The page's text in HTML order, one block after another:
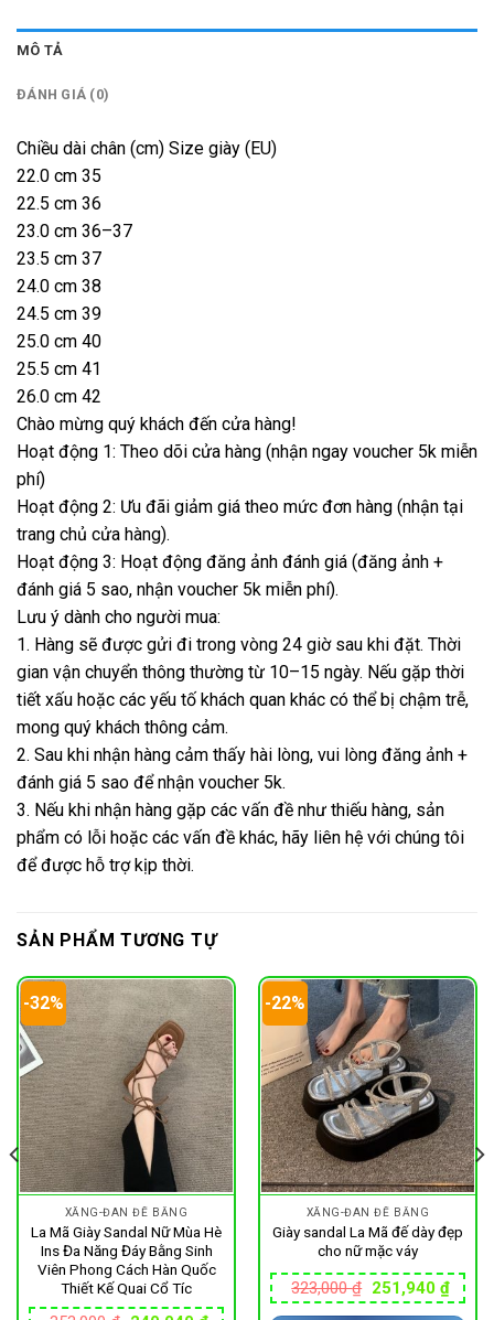
MÔ TẢ
ĐÁNH GIÁ (0)
Chiều dài chân (cm) Size giày (EU)
22.0 cm 35
22.5 cm 36
23.0 cm 36–37
23.5 cm 37
24.0 cm 38
24.5 cm 39
25.0 cm 40
25.5 cm 41
26.0 cm 42
Chào mừng quý khách đến cửa hàng!
Hoạt động 1: Theo dõi cửa hàng (nhận ngay voucher 5k miễn
phí)
Hoạt động 2: Ưu đãi giảm giá theo mức đơn hàng (nhận tại
trang chủ cửa hàng).
Hoạt động 3: Hoạt động đăng ảnh đánh giá (đăng ảnh +
đánh giá 5 sao, nhận voucher 5k miễn phí).
Lưu ý dành cho người mua:
1. Hàng sẽ được gửi đi trong vòng 24 giờ sau khi đặt. Thời
gian vận chuyển thông thường từ 10–15 ngày. Nếu gặp thời
tiết xấu hoặc các yếu tố khách quan khác có thể bị chậm trễ,
mong quý khách thông cảm.
2. Sau khi nhận hàng cảm thấy hài lòng, vui lòng đăng ảnh +
đánh giá 5 sao để nhận voucher 5k.
3. Nếu khi nhận hàng gặp các vấn đề như thiếu hàng, sản
phẩm có lỗi hoặc các vấn đề khác, hãy liên hệ với chúng tôi
để được hỗ trợ kịp thời.
SẢN PHẨM TƯƠNG TỰ
-32%
XĂNG-ĐAN ĐẾ BẰNG
La Mã Giày Sandal Nữ Mùa Hè
Ins Đa Năng Đáy Bằng Sinh
Viên Phong Cách Hàn Quốc
Thiết Kế Quai Cổ Tíc
-22%
XĂNG-ĐAN ĐẾ BẰNG
Giày sandal La Mã đế dày đẹp
cho nữ mặc váy
323,000₫ Giá
gốc
251,940 ₫Giá
hiện